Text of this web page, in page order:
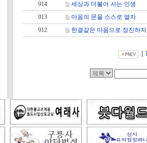
914
세상과 더불어 사는 인생
913
마음의 문을 스스로 열자
912
한결같은 마음으로 정진하자
[